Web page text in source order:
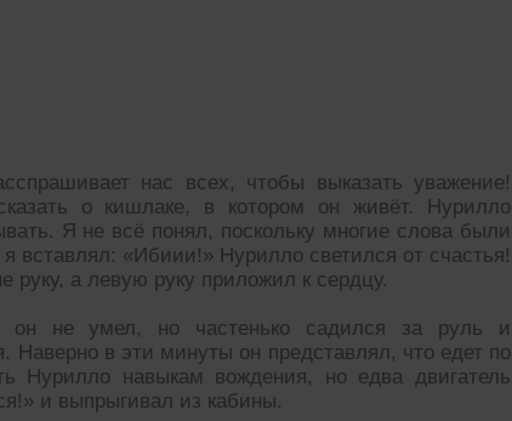
нас всех, чтобы выказать уважение!
о кишлаке, в котором он живёт. Нурилло
Я не всё понял, поскольку многие слова были
вставлял: «Ибиии!» Нурилло светился от счастья!
руку, а левую руку приложил к сердцу.
он не умел, но частенько садился за руль и
Наверно в эти минуты он представлял, что едет по
Нурилло навыкам вождения, но едва двигатель
и выпрыгивал из кабины.